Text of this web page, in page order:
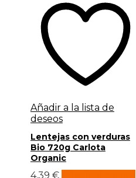
Añadir a la lista de
deseos
Lentejas con verduras
Bio 720g Carlota
Organic
4,39 €